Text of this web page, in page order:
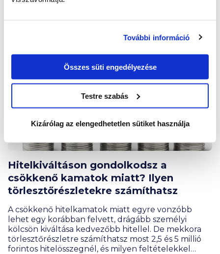
További információ
Összes süti engedélyezése
Testre szabás
Kizárólag az elengedhetetlen sütiket használja
Hitelkiváltáson gondolkodsz a
csökkenő kamatok miatt? Ilyen
törlesztőrészletekre számíthatsz
A csökkenő hitelkamatok miatt egyre vonzóbb
lehet egy korábban felvett, drágább személyi
kölcsön kiváltása kedvezőbb hitellel. De mekkora
törlesztőrészletre számíthatsz most 2,5 és 5 millió
forintos hitelösszegnél, és milyen feltételekkel